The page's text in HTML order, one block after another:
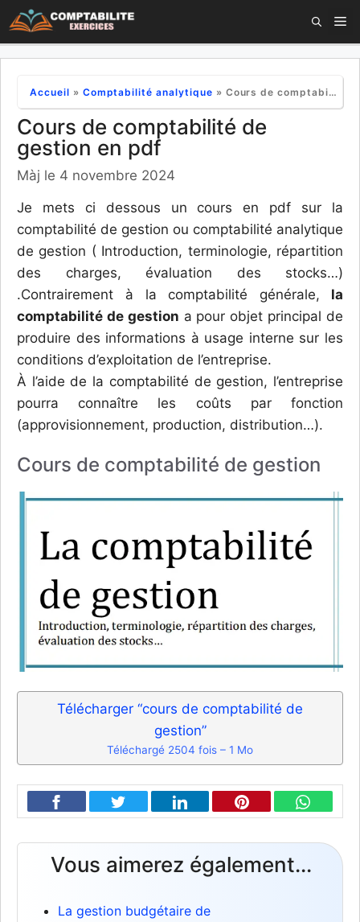
Aller
au
Accueil » Comptabilité analytique » Cours de comptabilité de gestion en pdf
Cours de comptabilité de
gestion en pdf
Màj le 4 novembre 2024
Je mets ci dessous un cours en pdf sur la
comptabilité de gestion ou comptabilité analytique
de gestion ( Introduction, terminologie, répartition
des charges, évaluation des stocks…)
.Contrairement à la comptabilité générale, la
comptabilité de gestion a pour objet principal de
produire des informations à usage interne sur les
conditions d’exploitation de l’entreprise.
À l’aide de la comptabilité de gestion, l’entreprise
pourra connaître les coûts par fonction
(approvisionnement, production, distribution…).
Cours de comptabilité de gestion
Télécharger “cours de comptabilité de
gestion”
Téléchargé 2504 fois – 1 Mo
Vous aimerez également...
La gestion budgétaire de